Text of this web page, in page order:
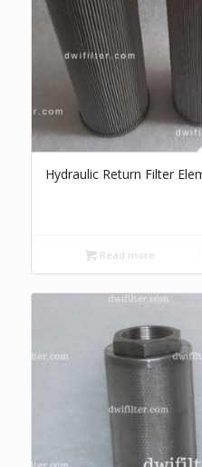
Hydraulic Return Filter
Read more